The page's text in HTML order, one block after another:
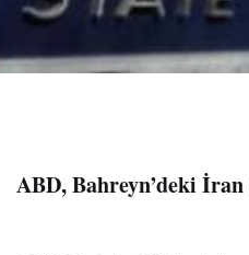
ABD, Bahreyn’deki